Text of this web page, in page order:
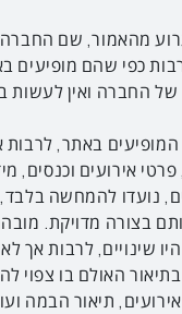
מהאמור, שם
כפי שהם מופיעים
של החברה ואין לעשות
המופיעים באתר,
אירועים וכנסים,
נועדו להמחשה
בצורה מדויקת.
שינויים, לרבות אך
בתיאור האולם בו צפוי
תיאור הבמה